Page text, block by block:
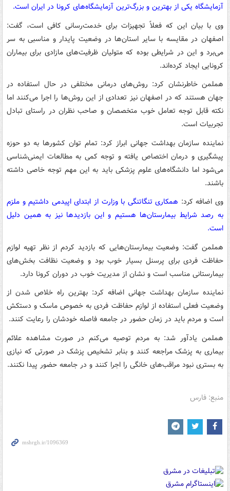
آزمایشگاه یکی از بهترین و بزرگ‌ترین آزمایشگاه‌های کرونا در ایران است.
وی با بیان این که فعلاً تجهیزات برای خدمت‌رسانی کافی است، گفت:
اصفهان در مقایسه با سایر استان‌ها در وضعیت پایدار و مناسبی به سر
می‌برد و این در شرایطی بوده که متولیان ظرفیت‌های مازادی برای بیماران
کرونایی ایجاد کرده‌اند.
هملمن خاطرنشان کرد: روش‌های درمانی مختلفی در حال استفاده در
جهان هستند که در اصفهان نیز تعدادی از این روش‌ها را اجرا می‌کنند اما
نکته قابل توجه تعامل خوب متخصصان و صاحب‌ نظران در راستای تبادل
تجربیات است.
نماینده سازمان بهداشت جهانی ابراز کرد: تمام توان کشورها به دو حوزه
پیشگیری و درمان اختصاص یافته و توجه کمی به مطالعات ایمنی‌شناسی
می‌شود اما دانشگاه‌های علوم پزشکی باید به این مهم توجه خاصی داشته
باشند.
وی اضافه کرد: همکاری تنگاتنگی با وزارت از ابتدای اپیدمی داشتیم و ملزم
به رصد شرایط بیمارستان‌ها هستیم‌ و این بازدیدها نیز به همین دلیل
است.
هملمن گفت: وضعیت بیمارستان‌هایی که بازدید کردم از نظر تهیه لوازم
حفاظت فردی برای پرسنل بسیار خوب بود و وضعیت نظافت بخش‌های
بیمارستانی مناسب است و نشان از مدیریت خوب در دوران کرونا دارد.
نماینده سازمان بهداشت جهانی اضافه کرد: بهترین راه خلاص شدن از
وضعیت فعلی استفاده از لوازم حفاظت فردی به خصوص ماسک و دستکش
است و مردم باید در زمان حضور در جامعه فاصله خودشان را رعایت کنند.
هملمن یادآور شد: به مردم توصیه می‌کنم در صورت مشاهده علائم
بیماری به پزشک مراجعه کنند و بنابر تشخیص پزشک در صورتی که نیازی
به بستری نبود مراقب‌های خانگی را اجرا کنند و در جامعه حضور پیدا نکنند.
منبع: فارس